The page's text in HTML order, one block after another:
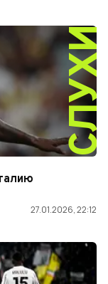
27.01.2026, 22:12